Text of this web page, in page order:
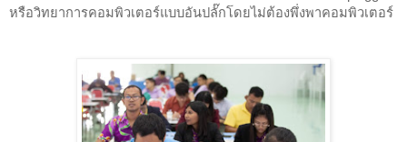
หรือวิทยาการคอมพิวเตอร์แบบอันปลั๊กโดยไม่ต้องพึ่งพาคอมพิวเตอร์